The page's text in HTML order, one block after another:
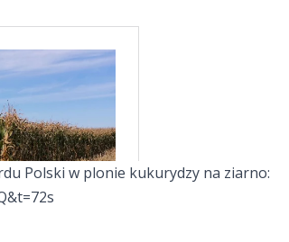
Polski w plonie kukurydzy na ziarno: